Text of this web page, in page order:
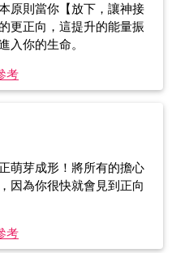
原則當你【放下，讓神接
更正向，這提升的能量振
入你的生命。
考
萌芽成形！將所有的擔心
因為你很快就會見到正向
考